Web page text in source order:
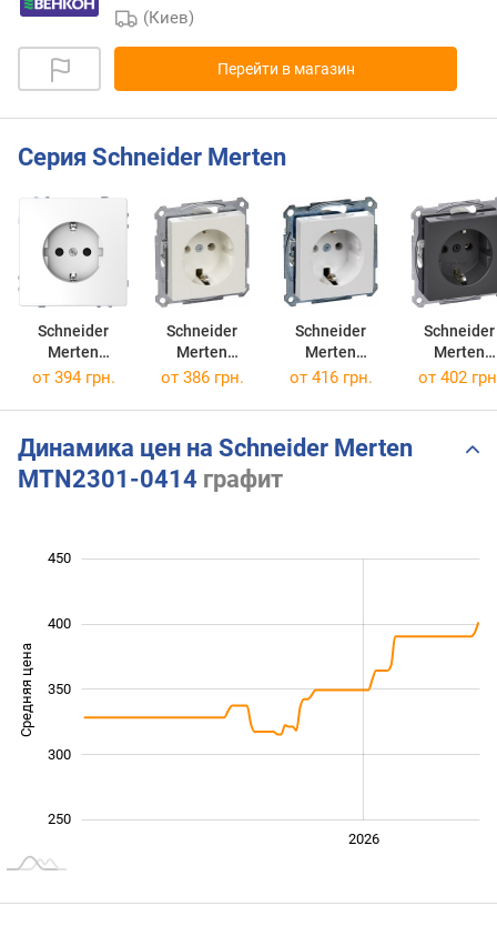
(Киев)
Перейти в магазин
Серия Schneider Merten
Schneider
Merten
MTN2301-6035
Schneider
Merten
MTN2301-0319
Schneider
Merten
MTN2301-0325
Schneider
Merten
MTN2301-
от 394 грн. от 386 грн. от 416 грн. от 402
Динамика цен на Schneider Merten
MTN2301-0414 графит
Средняя цена 260
300
450
400
350
250
2026